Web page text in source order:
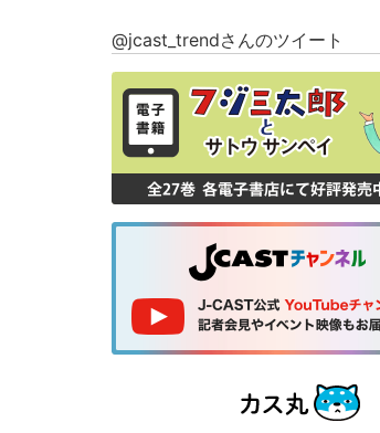
@jcast_trendさんのツイート